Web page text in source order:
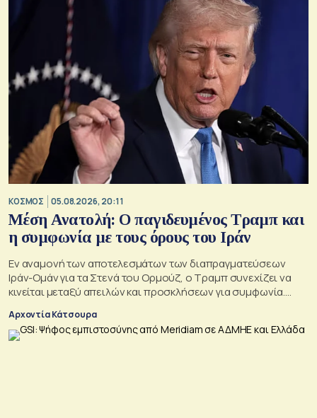
ΚΟΣΜΟΣ 05.08.2026, 20:11
Μέση Ανατολή: Ο παγιδευμένος Τραμπ και
η συμφωνία με τους όρους του Ιράν
Εν αναμονή των αποτελεσμάτων των διαπραγματεύσεων
Ιράν-Ομάν για τα Στενά του Ορμούζ, ο Τραμπ συνεχίζει να
κινείται μεταξύ απειλών και προσκλήσεων για συμφωνία.
Αλλά αυτό που θέλει είναι μακριά από αυτά που συζητούν
Μουσκάτ και Τεχεράνη.
Αρχοντία Κάτσουρα